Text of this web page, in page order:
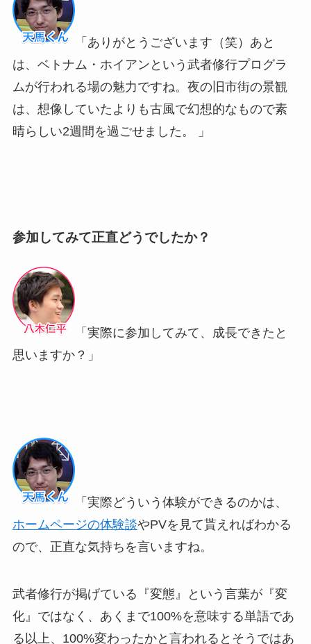
「ありがとうございます（笑）あと
は、ベトナム・ホイアンという武者修行プログラ
ムが行われる場の魅力ですね。夜の旧市街の景観
は、想像していたよりも古風で幻想的なもので素
晴らしい2週間を過ごせました。 」
参加してみて正直どうでしたか？
「実際に参加してみて、成長できたと
思いますか？」
「実際どういう体験ができるのかは、
ホームページの体験談やPVを見て貰えればわかる
ので、正直な気持ちを言いますね。
武者修行が掲げている『変態』という言葉が『変
化』ではなく、あくまで100%を意味する単語であ
る以上、100%変わったかと言われるとそうではあ